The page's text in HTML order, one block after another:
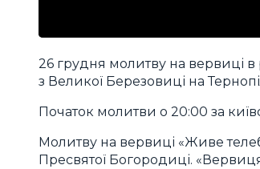
26 грудня молитву на вервиці
з Великої Березовиці на
Початок молитви о 20:00 за
Молитву на вервиці «Живе
Пресвятої Богородиці.